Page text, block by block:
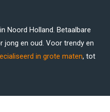
Noord Holland. Betaalbare
jong en oud. Voor trendy en
in grote maten, tot